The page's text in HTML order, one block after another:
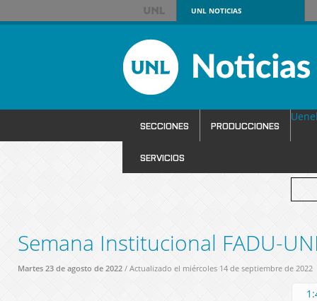
UNLNOTICIAS
SECCIONES PRODUCCIONES
SERVICIOS
Semana Institucional FADU-
Martes 23 de agosto de 2022 / Actualizado el miércoles 14 de septiembre de 2022